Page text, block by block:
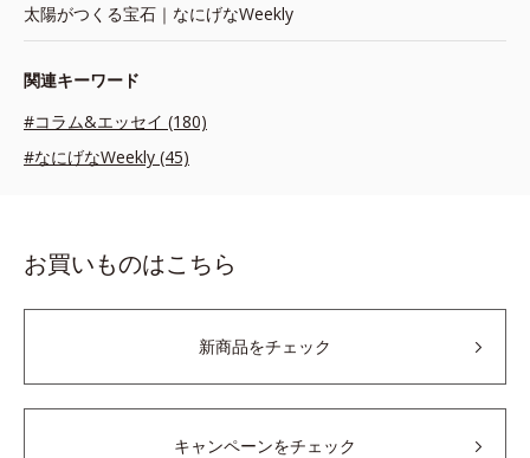
太陽がつくる宝石｜なにげなWeekly
関連キーワード
#コラム&エッセイ (180)
#なにげなWeekly (45)
お買いものはこちら
新商品をチェック
キャンペーンをチェック